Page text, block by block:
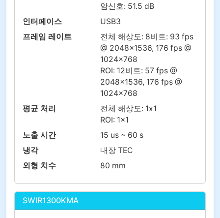
암신호: 51.5 dB
인터페이스
USB3
프레임 레이트
전체 해상도: 8비트: 93 fps
@ 2048×1536, 176 fps @
1024×768
ROI: 12비트: 57 fps @
2048×1536, 176 fps @
1024×768
평균 처리
전체 해상도: 1x1
ROI: 1x1
노출 시간
15 us ~ 60 s
냉각
내장 TEC
외형 치수
80 mm
SWIR1300KMA